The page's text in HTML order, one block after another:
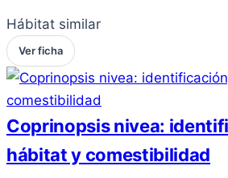
Hábitat similar
Ver ficha
Coprinopsis nivea:
hábitat y comestibilidad